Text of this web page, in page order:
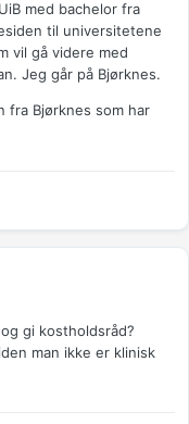
med bachelor fra
til universitetene
vil gå videre med
Jeg går på Bjørknes.
fra Bjørknes som har
gi kostholdsråd?
man ikke er klinisk